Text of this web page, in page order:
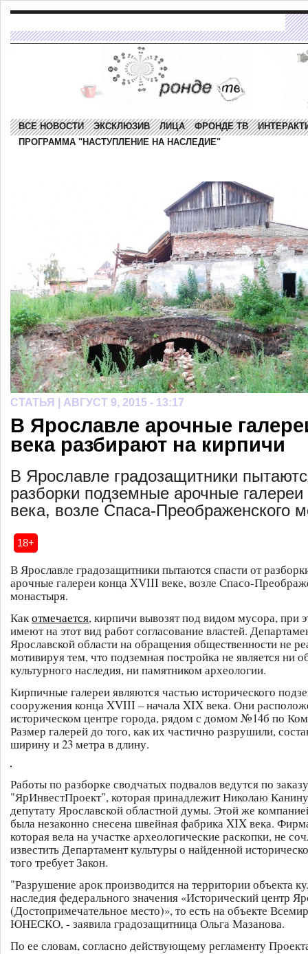
ВСЕ НОВОСТИ ЭКСКЛЮЗИВ ЛИЦА ФРОНДЕ ТВ
ПРОГРАММА "НАСТУПЛЕНИЕ НА НАСЛЕДИЕ"
СТАТЬЯ | АВГУСТ 9, 2015 - 13:17
В Ярославле арочные
века разбирают на кирпичи
В Ярославле градозащитники
разборки подземные арочные
века, возле Спаса-Преображенского
18+
В Ярославле градозащитники пытаются спасти от
арочные галереи конца XVIII веке, возле Спасо-
монастыря.
Какотмечается, кирпичи вывозят под видом мусора, при
имеют на этот вид работ согласование властей.
Ярославской области на обращения общественности не
мотивируя тем, что подземная постройка не является ни
культурного наследия, ни памятником археологии.
Кирпичные галереи являются частью исторического
сооружения конца XVIII – начала XIX века. Они
историческом центре города, рядом с домом №14б по
Размер галерей до того, как их частично разрушили,
ширину и 23 метра в длину.
Работы по разборке сводчатых подвалов ведутся по
"ЯрИнвестПроект", которая принадлежит Николаю
депутату Ярославской областной думы. Этой же
была незаконно снесена швейная фабрика XIX века.
которая вела на участке археологические раскопки, не
известить Департамент культуры о найденной
того требует Закон.
"Разрушение арок производится на территории объекта
наследия федерального значения «Исторический центр
(Достопримечательное место)», то есть на объекте
ЮНЕСКО, - заявила градозащитница Ольга Мазанова.
По ее словам, согласно действующему регламенту